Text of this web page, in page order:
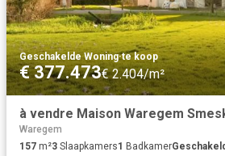
Geschakelde Woning·te koop
€ 377.473€ 2.404/m²
à vendre Maison Waregem
Waregem
157 m²3 Slaapkamers1 Badkamer